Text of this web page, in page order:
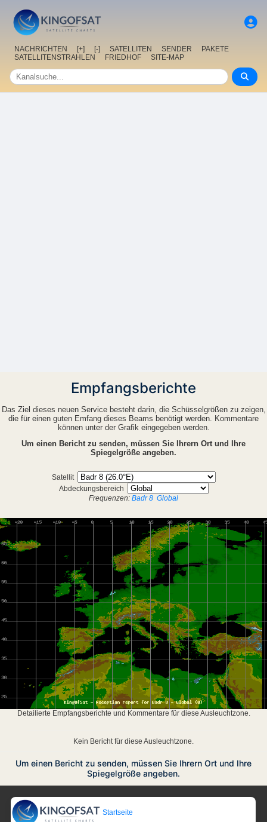
NACHRICHTEN [+] [-] SATELLITEN SENDER
PAKETE
SATELLITENSTRAHLEN
FRIEDHOF SITE-MAP
Empfangsberichte
Das Ziel dieses neuen Service besteht darin, die Schüsselgrößen zu zeigen,
die für einen guten Emfang dieses Beams benötigt werden. Kommentare
können unter der Grafik eingegeben werden.
Um einen Bericht zu senden, müssen Sie Ihrern Ort und Ihre
Spiegelgröße angeben.
Satellit
Abdeckungsbereich
Frequenzen: Badr 8 Global
Detailierte Empfangsberichte und Kommentare für diese Ausleuchtzone.
Kein Bericht für diese Ausleuchtzone.
Um einen Bericht zu senden, müssen Sie Ihrern Ort und Ihre
Spiegelgröße angeben.
Startseite